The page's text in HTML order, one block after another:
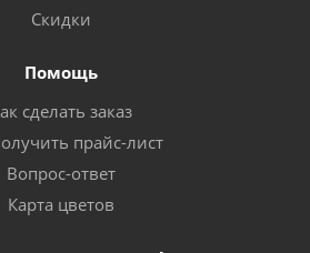
Скидки
Помощь
сделать заказ
прайс-лист
Вопрос-ответ
Карта цветов